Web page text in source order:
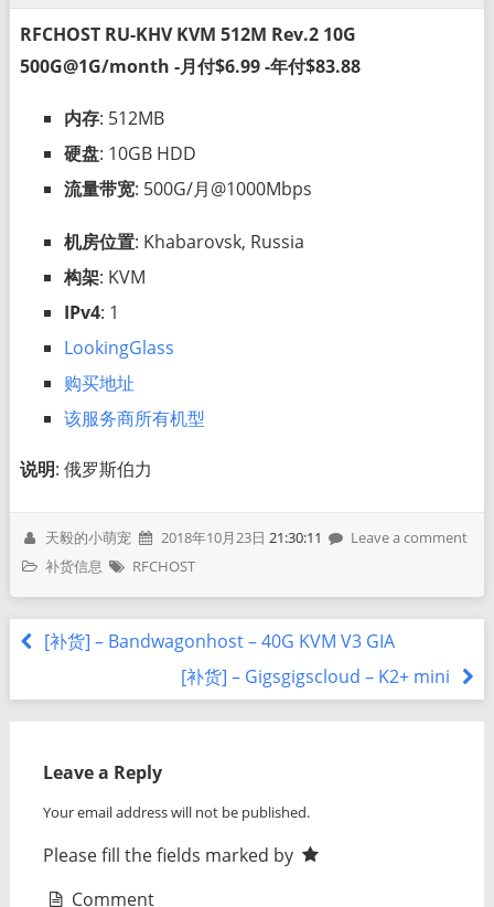
RFCHOST RU-KHV KVM 512M Rev.2 10G
500G@1G/month -月付$6.99 -年付$83.88
内存: 512MB
硬盘: 10GB HDD
流量带宽: 500G/月@1000Mbps
机房位置: Khabarovsk, Russia
构架: KVM
IPv4: 1
LookingGlass
购买地址
该服务商所有机型
说明: 俄罗斯伯力
天毅的小萌宠 2018年10月23日 21:30:11
Leave a comment
补货信息
RFCHOST
[补货] – Bandwagonhost – 40G KVM V3 GIA
[补货] – Gigsgigscloud – K2+ mini
Leave a Reply
Your email address will not be published.
Please fill the fields marked by
Comment